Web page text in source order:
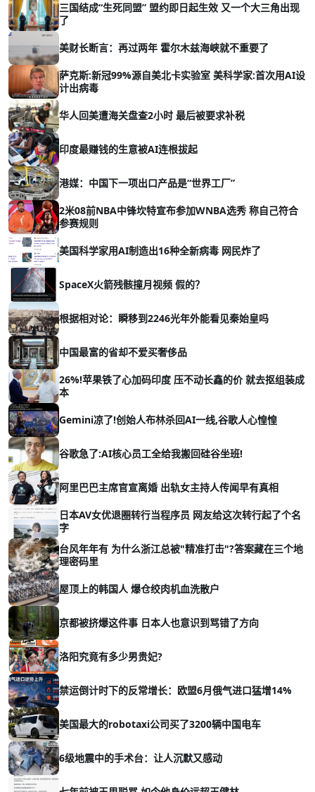
三国结成“生死同盟” 盟约即日起生效 又一个大三角出现
了
美财长断言：再过两年 霍尔木兹海峡就不重要了
萨克斯:新冠99%源自美北卡实验室 美科学家:首次用AI设
计出病毒
华人回美遭海关盘查2小时 最后被要求补税
印度最赚钱的生意被AI连根拔起
港媒：中国下一项出口产品是“世界工厂”
2米08前NBA中锋坎特宣布参加WNBA选秀 称自己符合
参赛规则
美国科学家用AI制造出16种全新病毒 网民炸了
SpaceX火箭残骸撞月视频 假的？
根据相对论：瞬移到2246光年外能看见秦始皇吗
中国最富的省却不爱买奢侈品
26%!苹果铁了心加码印度 压不动长鑫的价 就去抠组装成
本
Gemini凉了!创始人布林杀回AI一线,谷歌人心惶惶
谷歌急了:AI核心员工全给我搬回硅谷坐班!
阿里巴巴主席官宣离婚 出轨女主持人传闻早有真相
日本AV女优退圈转行当程序员 网友给这次转行起了个名
字
台风年年有 为什么浙江总被"精准打击"?答案藏在三个地
理密码里
屋顶上的韩国人 爆仓绞肉机血洗散户
京都被挤爆这件事 日本人也意识到骂错了方向
洛阳究竟有多少男贵妃?
禁运倒计时下的反常增长：欧盟6月俄气进口猛增14%
美国最大的robotaxi公司买了3200辆中国电车
6级地震中的手术台：让人沉默又感动